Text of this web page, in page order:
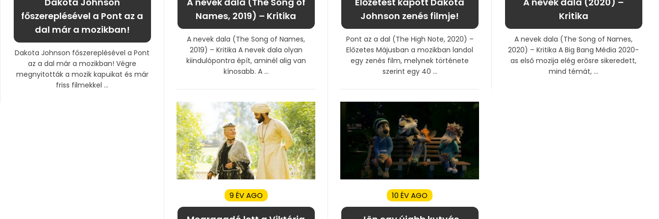
főszereplésével a Pont az a
dal már a mozikban!
Dakota Johnson főszereplésével a Pont
az a dal már a mozikban! Végre
megnyitották a mozik kapuikat és már
friss filmekkel ...
Names, 2019) – Kritika
A nevek dala (The Song of Names,
2019) – Kritika A nevek dala olyan
kiindulópontra épít, aminél alig van
kínosabb. A ...
Johnson zenés filmje!
Pont az a dal (The High Note, 2020) –
Előzetes Májusban a mozikban landol
egy zenés film, melynek története
szerint egy 40 ...
Kritika
A nevek dala (The Song of Names,
2020) – Kritika A Big Bang Média 2020-
as első mozija elég erősre sikeredett,
mind témát, ...
9 ÉV AGO 10 ÉV AGO